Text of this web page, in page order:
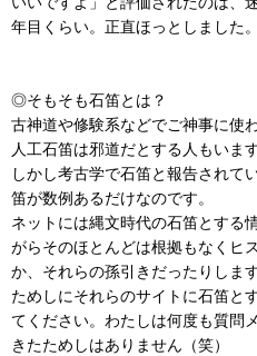
年目くらい。正直ほっとしました。
◎そもそも石笛とは？
古神道や修験系などでご神事に使
人工石笛は邪道だとする人もいます
しかし考古学で石笛と報告されて
笛が数例あるだけなのです。
ネットには縄文時代の石笛とする
がらそのほとんどは根拠もなくヒ
か、それらの孫引きだったりします
ためしにそれらのサイトに石笛と
てください。わたしは何度も質問
きたためしはありません（笑）